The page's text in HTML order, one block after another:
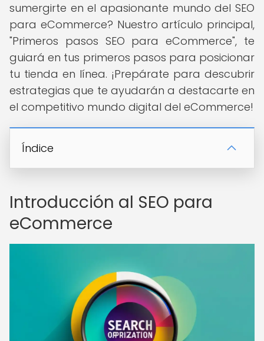
sumergirte en el apasionante mundo del SEO
para eCommerce? Nuestro artículo principal,
"Primeros pasos SEO para eCommerce", te
guiará en tus primeros pasos para posicionar
tu tienda en línea. ¡Prepárate para descubrir
estrategias que te ayudarán a destacarte en
el competitivo mundo digital del eCommerce!
Índice
Introducción al SEO para
eCommerce